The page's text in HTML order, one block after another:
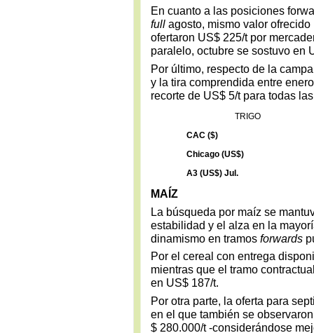
En cuanto a las posiciones
full agosto, mismo valor
ofertaron US$ 225/t por
paralelo, octubre se sostuvo en
Por último, respecto de la
y la tira comprendida entre
recorte de US$ 5/t para todas
TRIGO
CAC ($)
Chicago (US$)
A3 (US$) Jul.
MAÍZ
La búsqueda por maíz se
estabilidad y el alza en la
dinamismo en tramos forwards
Por el cereal con entrega
mientras que el tramo
en US$ 187/t.
Por otra parte, la oferta para
en el que también se
$ 280.000/t -considerándose